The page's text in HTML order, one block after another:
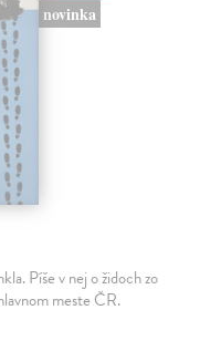
novinka
Píše v nej o židoch zo
meste ČR.